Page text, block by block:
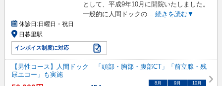
として、平成9年10月に開院いたしました。
一般的に人間ドックの... 続きを読む▼
休診日:日曜日・祝日
日暮里駅
インボイス制度に対応
【男性コース】人間ドック 「頭部・胸部・腹部CT」「前立腺・残
尿エコー」も実施
8月 9月 10月